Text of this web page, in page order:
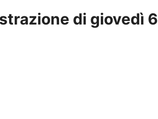
di giovedì 6